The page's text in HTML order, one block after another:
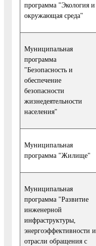
программа "Экология и
окружающая среда"
Муниципальная
программа
"Безопасность и
обеспечение
безопасности
жизнедеятельности
населения"
Муниципальная
программа "Жилище"
Муниципальная
программа "Развитие
инженерной
инфраструктуры,
энергоэффективности и
отрасли обращения с